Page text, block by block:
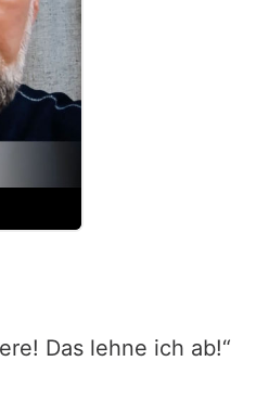
Das lehne ich ab!“